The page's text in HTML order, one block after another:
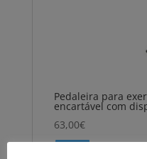
Pedaleira para
encartável com
63,00€